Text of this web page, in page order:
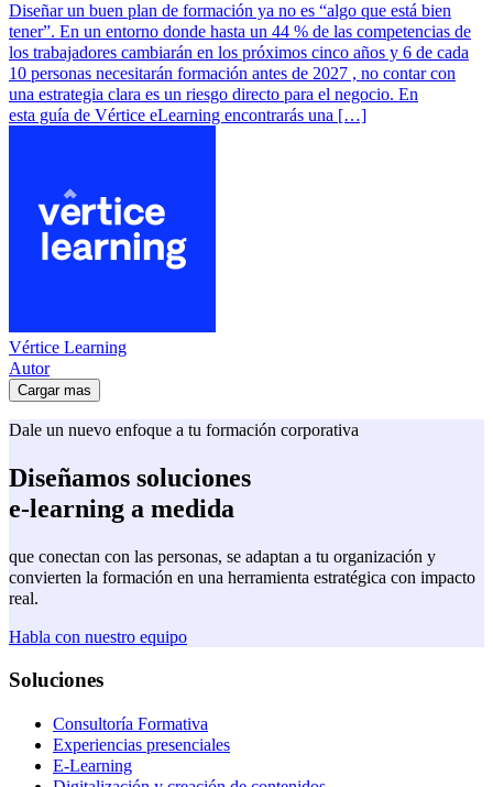
Diseñar un buen plan de formación ya no es “algo que está bien
tener”. En un entorno donde hasta un 44 % de las competencias de
los trabajadores cambiarán en los próximos cinco años y 6 de cada
10 personas necesitarán formación antes de 2027 , no contar con
una estrategia clara es un riesgo directo para el negocio. En
esta guía de Vértice eLearning encontrarás una […]
Vértice Learning
Autor
Cargar mas
Dale un nuevo enfoque a tu formación corporativa
Diseñamos soluciones
e-learning a medida
que conectan con las personas, se adaptan a tu organización y
convierten la formación en una herramienta estratégica con impacto
real.
Habla con nuestro equipo
Soluciones
Consultoría Formativa
Experiencias presenciales
E-Learning